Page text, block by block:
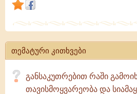
თემატური კითხვები
განსაკუთრებით რაში
თავისმოყვარეობა და